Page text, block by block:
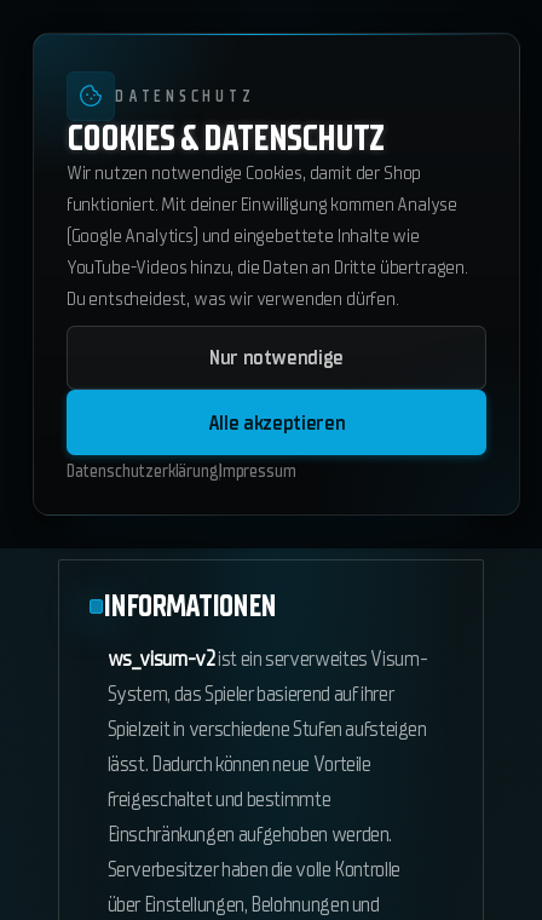
ws_visum-v2 47.60€
QBCore
In den Warenkorb
INFORMATIONEN
ws_visum-v2ist ein serverweites Visum-
System, das Spieler basierend auf ihrer
Spielzeit in verschiedene Stufen aufsteigen
lässt. Dadurch können neue Vorteile
freigeschaltet und bestimmte
Einschränkungen aufgehoben werden.
Serverbesitzer haben die volle Kontrolle
über Einstellungen, Belohnungen und
DATENSCHUTZ
COOKIES & DATENSCHUTZ
Wir nutzen notwendige Cookies, damit der Shop
funktioniert. Mit deiner Einwilligung kommen Analyse
(Google Analytics) und eingebettete Inhalte wie
YouTube-Videos hinzu, die Daten an Dritte übertragen.
Du entscheidest, was wir verwenden dürfen.
Nur notwendige
Alle akzeptieren
Datenschutzerklärung Impressum